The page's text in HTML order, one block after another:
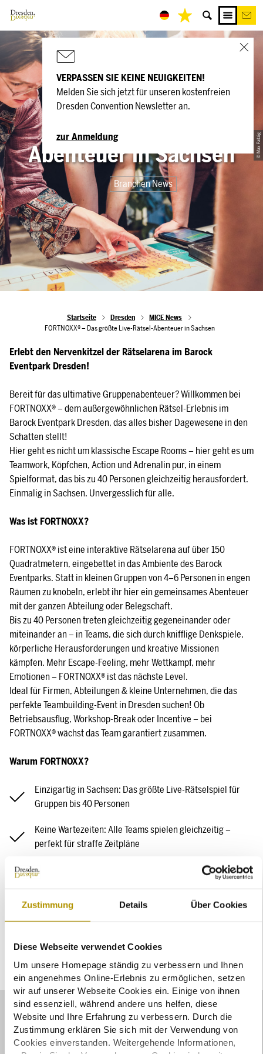
Zustimmung Details Über Cookies
Diese Webseite verwendet Cookies
Um unsere Homepage ständig zu verbessern und Ihnen
ein angenehmes Online-Erlebnis zu ermöglichen, setzen
wir auf unserer Webseite Cookies ein. Einige von ihnen
sind essenziell, während andere uns helfen, diese
Website und Ihre Erfahrung zu verbessern. Durch die
Zustimmung erklären Sie sich mit der Verwendung von
Cookies einverstanden. Weitergehende Informationen,
VERPASSEN SIE KEINE NEUIGKEITEN!
Melden Sie sich jetzt für unseren kostenfreien
Dresden Convention Newsletter an.
zur Anmeldung © Max Patzig
FORTNOXX® – Das
größte Live-Rätsel-
Abenteuer in Sachsen
Branchen News
Startseite Dresden
MICE News
FORTNOXX® – Das größte Live-Rätsel-Abenteuer in Sachsen
Erlebt den Nervenkitzel der Rätselarena im Barock
Eventpark Dresden!
Bereit für das ultimative Gruppenabenteuer? Willkommen bei
FORTNOXX® – dem außergewöhnlichen Rätsel-Erlebnis im
Barock Eventpark Dresden, das alles bisher Dagewesene in den
Schatten stellt!
Hier geht es nicht um klassische Escape Rooms – hier geht es um
Teamwork, Köpfchen, Action und Adrenalin pur, in einem
Spielformat, das bis zu 40 Personen gleichzeitig herausfordert.
Einmalig in Sachsen. Unvergesslich für alle.
Was ist FORTNOXX?
FORTNOXX® ist eine interaktive Rätselarena auf über 150
Quadratmetern, eingebettet in das Ambiente des Barock
Eventparks. Statt in kleinen Gruppen von 4–6 Personen in engen
Räumen zu knobeln, erlebt ihr hier ein gemeinsames Abenteuer
mit der ganzen Abteilung oder Belegschaft.
Bis zu 40 Personen treten gleichzeitig gegeneinander oder
miteinander an – in Teams, die sich durch knifflige Denkspiele,
körperliche Herausforderungen und kreative Missionen
kämpfen. Mehr Escape-Feeling, mehr Wettkampf, mehr
Emotionen – FORTNOXX® ist das nächste Level.
Ideal für Firmen, Abteilungen & kleine Unternehmen, die das
perfekte Teambuilding-Event in Dresden suchen! Ob
Betriebsausflug, Workshop-Break oder Incentive – bei
FORTNOXX® wächst das Team garantiert zusammen.
Warum FORTNOXX?
Einzigartig in Sachsen: Das größte Live-Rätselspiel für
Gruppen bis 40 Personen
Keine Wartezeiten: Alle Teams spielen gleichzeitig –
perfekt für straffe Zeitpläne
Vielfältige Herausforderungen: Mischung aus Logik,
Ein Erlebnis mit Tiefgang: Teamplay, Denkspaß und Action
in einem
Bildergalerie